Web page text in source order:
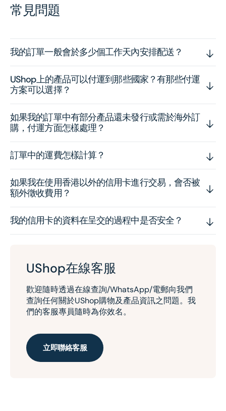
常見問題
我的訂單一般會於多少個工作天內安排配送？
UShop上的產品可以付運到那些國家？有那些付運
方案可以選擇？
如果我的訂單中有部分產品還未發行或需於海外訂
購，付運方面怎樣處理？
訂單中的運費怎樣計算？
如果我在使用香港以外的信用卡進行交易，會否被
額外徵收費用？
我的信用卡的資料在呈交的過程中是否安全？
UShop在線客服
歡迎隨時透過在線查詢/WhatsApp/電郵向我們
查詢任何關於UShop購物及產品資訊之問題。我
們的客服專員隨時為你效名。
立即聯絡客服